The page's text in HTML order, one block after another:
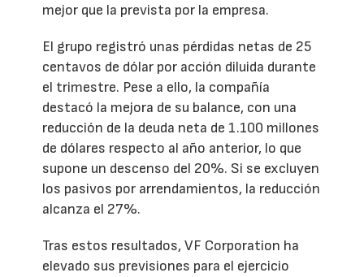
mejor que la prevista por la empresa.
El grupo registró unas pérdidas netas de 25
centavos de dólar por acción diluida durante
el trimestre. Pese a ello, la compañía
destacó la mejora de su balance, con una
reducción de la deuda neta de 1.100 millones
de dólares respecto al año anterior, lo que
supone un descenso del 20%. Si se excluyen
los pasivos por arrendamientos, la reducción
alcanza el 27%.
Tras estos resultados, VF Corporation ha
elevado sus previsiones para el ejercicio